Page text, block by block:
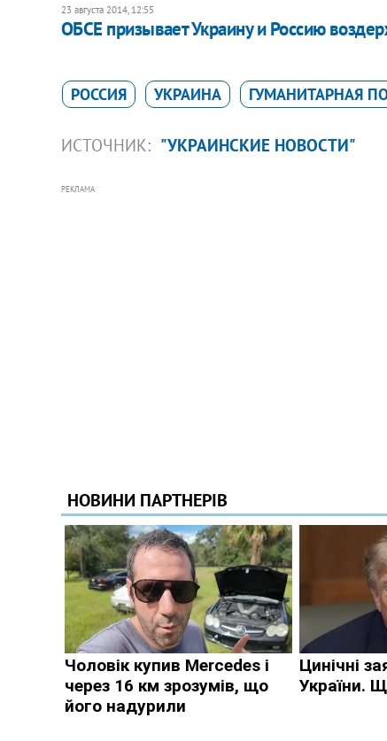
23 августа 2014, 12:55
ОБСЕ призывает Украину и Россию
РОССИЯ УКРАИНА ГУМАНИТАРНАЯ
ИСТОЧНИК: "УКРАИНСКИЕ НОВОСТИ"
РЕКЛАМА